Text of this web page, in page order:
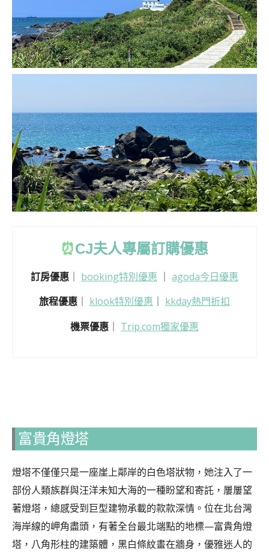
⏰CJ夫人專屬訂購優惠
訂房優惠 ｜ booking特別優惠 ｜ agoda今日優惠
旅程優惠
klook特別優惠
kkday熱門折扣
機票優惠
Trip.com獨家優惠
富貴角燈塔
燈塔不僅僅只是一座崖上鄰岸的白色塔狀物，她注入了一
部份人類族群與汪洋未知大海的一種盼望和寄託，屢屢望
著燈塔，總感受到巨型建物承載的款款深情。位在北台灣
海岸線的岬角盡頭，有著全台最北端點的地標—富貴角燈
塔，八角形柱的建築體，黑白條紋畫在牆身，優雅迷人的